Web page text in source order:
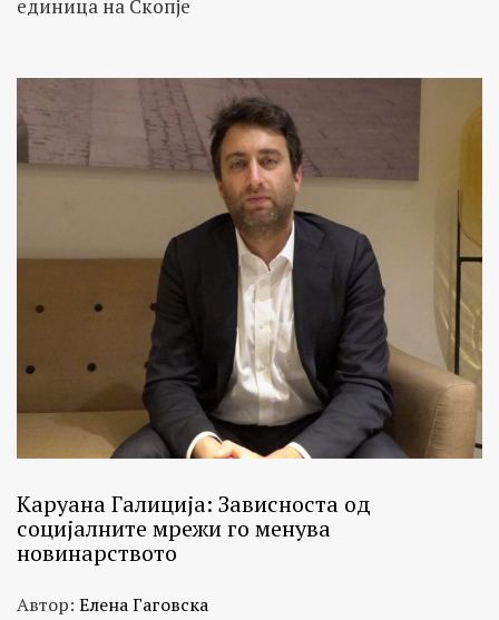
единица на Скопје
Каруана Галиција: Зависноста од
социјалните мрежи го менува
новинарството
Автор: Елена Гаговска